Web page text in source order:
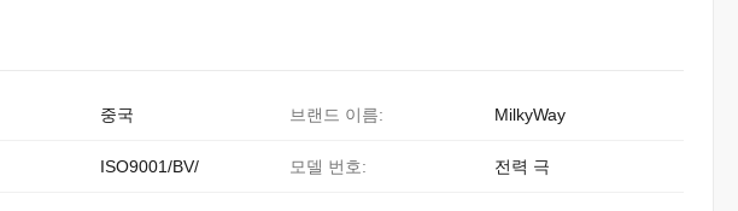
중국 브랜드 이름: MilkyWay
ISO9001/BV/ 모델 번호: 전력 극